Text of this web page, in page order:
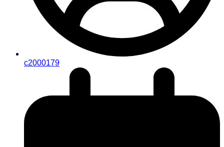
c2000179